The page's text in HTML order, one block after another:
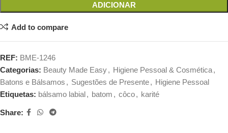
ADICIONAR
Add to compare
REF: BME-1246
Categorias: Beauty Made Easy, Higiene Pessoal & Cosmética,
Batons e Bálsamos , Sugestões de Presente, Higiene Pessoal
Etiquetas: bálsamo labial, batom , côco, karité
Share: